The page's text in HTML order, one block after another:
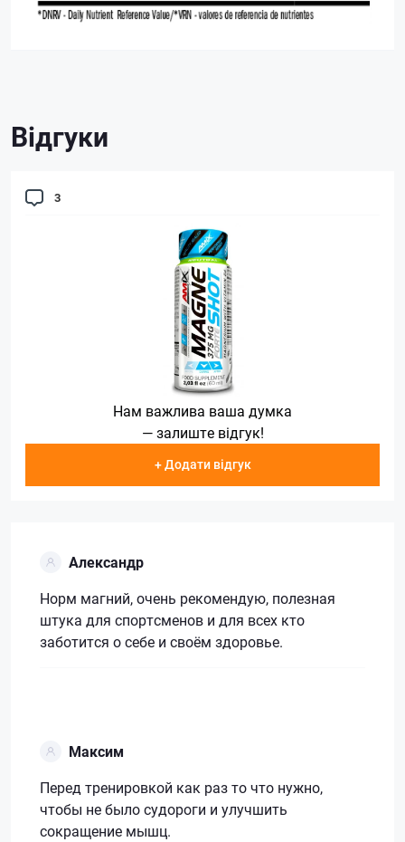
Відгуки
3
Нам важлива ваша думка
— залиште відгук!
+ Додати відгук
Александр
Норм магний, очень рекомендую, полезная
штука для спортсменов и для всех кто
заботится о себе и своём здоровье.
Максим
Перед тренировкой как раз то что нужно,
чтобы не было судороги и улучшить
сокращение мышц.